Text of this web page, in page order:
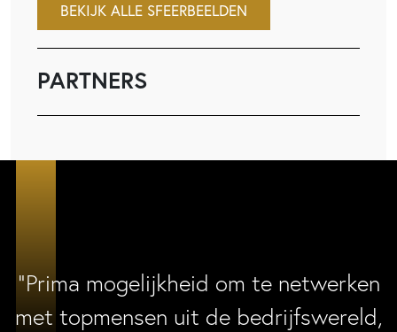
BEKIJK ALLE SFEERBEELDEN
PARTNERS
“Prima mogelijkheid om te netwerken
met topmensen uit de bedrijfswereld,